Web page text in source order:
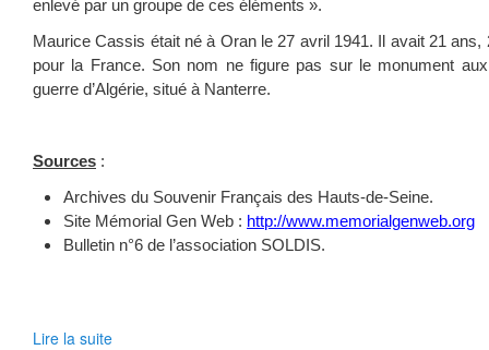
enlevé par un groupe de ces éléments ».
Maurice Cassis était né à Oran le 27 avril 1941. Il avait 21
pour la France. Son nom ne figure pas sur le monument
guerre d’Algérie, situé à Nanterre.
Sources :
Archives du Souvenir Français des Hauts-de-Seine.
Site Mémorial Gen Web : http://www.memorialgenweb.org
Bulletin n°6 de l’association SOLDIS.
Lire la suite